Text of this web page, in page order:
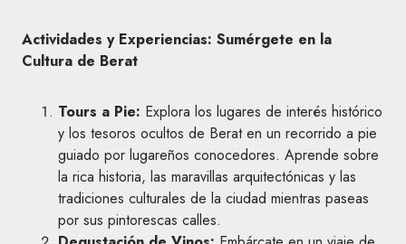
Actividades y Experiencias: Sumérgete en la
Cultura de Berat
Tours a Pie: Explora los lugares de interés histórico
y los tesoros ocultos de Berat en un recorrido a pie
guiado por lugareños conocedores. Aprende sobre
la rica historia, las maravillas arquitectónicas y las
tradiciones culturales de la ciudad mientras paseas
por sus pintorescas calles.